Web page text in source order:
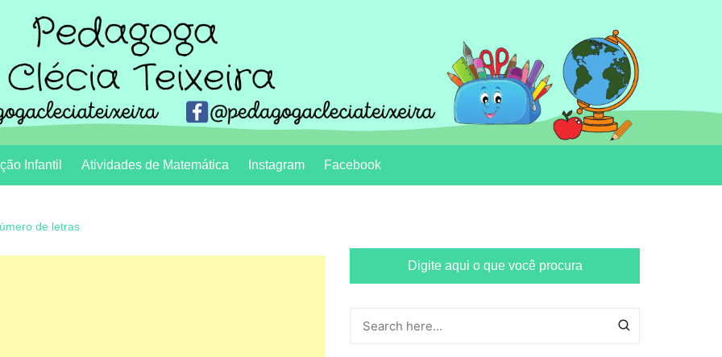
Infantil Atividades de Matemática Instagram Facebook
de letras
Digite aqui o que você procura